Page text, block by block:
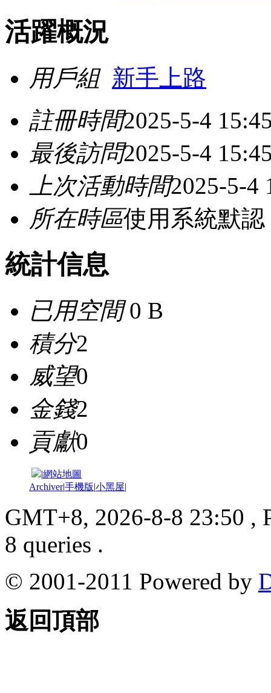
活躍概況
用戶組 新手上路
註冊時間2025-5-4
最後訪問2025-5-4
上次活動時間2025-5-4
所在時區使用系統默認
統計信息
已用空間0 B
積分2
威望0
金錢2
貢獻0
|網站地圖
Archiver|手機版|小黑屋|
GMT+8, 2026-8-8 23:50 ,
8 queries .
© 2001-2011 Powered by
返回頂部